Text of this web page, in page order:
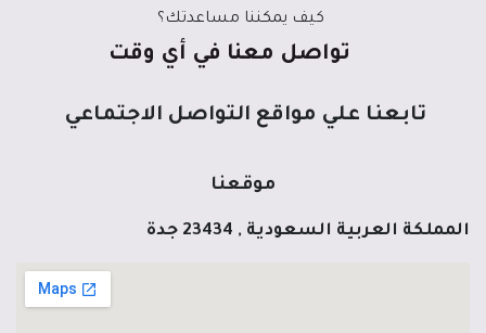
كيف يمكننا مساعدتك؟
تواصل معنا في أي وقت
تابعنا علي مواقع التواصل الاجتماعي
موقعنا
المملكة العربية السعودية , 23434 جدة